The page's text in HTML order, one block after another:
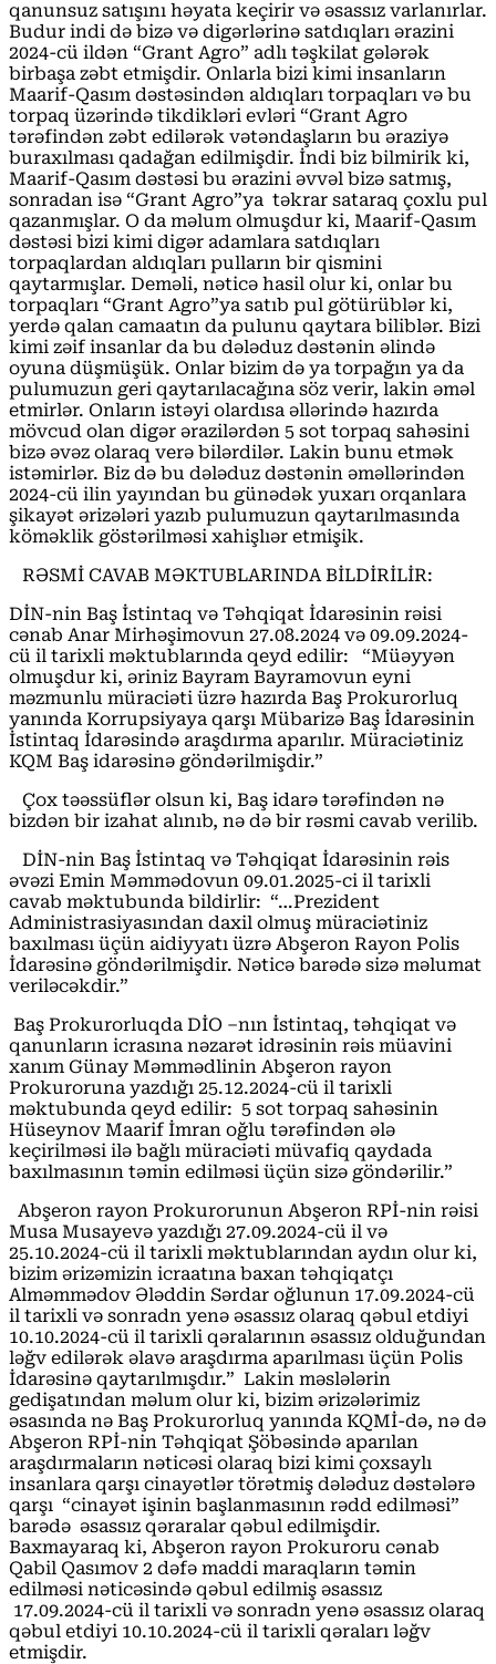
qanunsuz satışını həyata keçirir və əsassız varlanırlar.
Budur indi də bizə və digərlərinə satdıqları ərazini
2024-cü ildən “Grant Agro” adlı təşkilat gələrək
birbaşa zəbt etmişdir. Onlarla bizi kimi insanların
Maarif-Qasım dəstəsindən aldıqları torpaqları və bu
torpaq üzərində tikdikləri evləri “Grant Agro
tərəfindən zəbt edilərək vətəndaşların bu əraziyə
buraxılması qadağan edilmişdir. İndi biz bilmirik ki,
Maarif-Qasım dəstəsi bu ərazini əvvəl bizə satmış,
sonradan isə “Grant Agro”ya təkrar sataraq çoxlu pul
qazanmışlar. O da məlum olmuşdur ki, Maarif-Qasım
dəstəsi bizi kimi digər adamlara satdıqları
torpaqlardan aldıqları pulların bir qismini
qaytarmışlar. Deməli, nəticə hasil olur ki, onlar bu
torpaqları “Grant Agro”ya satıb pul götürüblər ki,
yerdə qalan camaatın da pulunu qaytara biliblər. Bizi
kimi zəif insanlar da bu dələduz dəstənin əlində
oyuna düşmüşük. Onlar bizim də ya torpağın ya da
pulumuzun geri qaytarılacağına söz verir, lakin əməl
etmirlər. Onların istəyi olardısa əllərində hazırda
mövcud olan digər ərazilərdən 5 sot torpaq sahəsini
bizə əvəz olaraq verə bilərdilər. Lakin bunu etmək
istəmirlər. Biz də bu dələduz dəstənin əməllərindən
2024-cü ilin yayından bu günədək yuxarı orqanlara
şikayət ərizələri yazıb pulumuzun qaytarılmasında
köməklik göstərilməsi xahişlıər etmişik.
RƏSMİ CAVAB MƏKTUBLARINDA BİLDİRİLİR:
DİN-nin Baş İstintaq və Təhqiqat İdarəsinin rəisi
cənab Anar Mirhəşimovun 27.08.2024 və 09.09.2024-
cü il tarixli məktublarında qeyd edilir: “Müəyyən
olmuşdur ki, əriniz Bayram Bayramovun eyni
məzmunlu müraciəti üzrə hazırda Baş Prokurorluq
yanında Korrupsiyaya qarşı Mübarizə Baş İdarəsinin
İstintaq İdarəsində araşdırma aparılır. Müraciətiniz
KQM Baş idarəsinə göndərilmişdir.”
Çox təəssüflər olsun ki, Baş idarə tərəfindən nə
bizdən bir izahat alınıb, nə də bir rəsmi cavab verilib.
DİN-nin Baş İstintaq və Təhqiqat İdarəsinin rəis
əvəzi Emin Məmmədovun 09.01.2025-ci il tarixli
cavab məktubunda bildirlir: “…Prezident
Administrasiyasından daxil olmuş müraciətiniz
baxılması üçün aidiyyatı üzrə Abşeron Rayon Polis
İdarəsinə göndərilmişdir. Nəticə barədə sizə məlumat
veriləcəkdir.”
Baş Prokurorluqda DİO –nın İstintaq, təhqiqat və
qanunların icrasına nəzarət idrəsinin rəis müavini
xanım Günay Məmmədlinin Abşeron rayon
Prokuroruna yazdığı 25.12.2024-cü il tarixli
məktubunda qeyd edilir: 5 sot torpaq sahəsinin
Hüseynov Maarif İmran oğlu tərəfindən ələ
keçirilməsi ilə bağlı müraciəti müvafiq qaydada
baxılmasının təmin edilməsi üçün sizə göndərilir.”
Abşeron rayon Prokurorunun Abşeron RPİ-nin rəisi
Musa Musayevə yazdığı 27.09.2024-cü il və
25.10.2024-cü il tarixli məktublarından aydın olur ki,
bizim ərizəmizin icraatına baxan təhqiqatçı
Alməmmədov Ələddin Sərdar oğlunun 17.09.2024-cü
il tarixli və sonradn yenə əsassız olaraq qəbul etdiyi
10.10.2024-cü il tarixli qəralarının əsassız olduğundan
ləğv edilərək əlavə araşdırma aparılması üçün Polis
İdarəsinə qaytarılmışdır.” Lakin məslələrin
gedişatından məlum olur ki, bizim ərizələrimiz
əsasında nə Baş Prokurorluq yanında KQMİ-də, nə də
Abşeron RPİ-nin Təhqiqat Şöbəsində aparılan
araşdırmaların nəticəsi olaraq bizi kimi çoxsaylı
insanlara qarşı cinayətlər törətmiş dələduz dəstələrə
qarşı “cinayət işinin başlanmasının rədd edilməsi”
barədə əsassız qəraralar qəbul edilmişdir.
Baxmayaraq ki, Abşeron rayon Prokuroru cənab
Qabil Qasımov 2 dəfə maddi maraqların təmin
edilməsi nəticəsində qəbul edilmiş əsassız
17.09.2024-cü il tarixli və sonradn yenə əsassız olaraq
qəbul etdiyi 10.10.2024-cü il tarixli qəraları ləğv
etmişdir.